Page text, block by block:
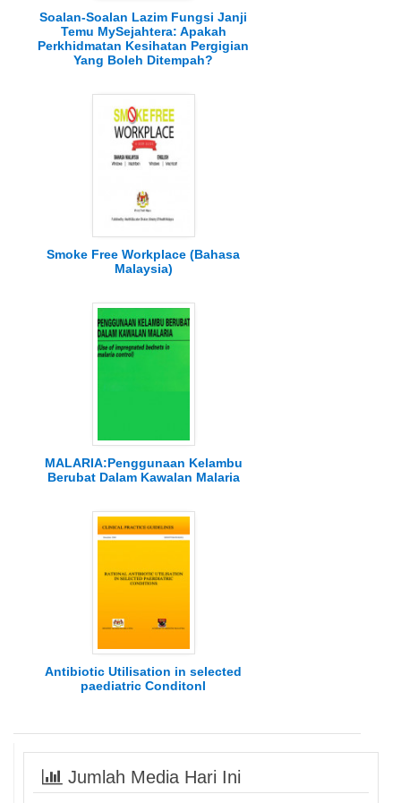
Soalan-Soalan Lazim Fungsi Janji
Temu MySejahtera: Apakah
Perkhidmatan Kesihatan Pergigian
Yang Boleh Ditempah?
Smoke Free Workplace (Bahasa
Malaysia)
MALARIA:Penggunaan Kelambu
Berubat Dalam Kawalan Malaria
Antibiotic Utilisation in selected
paediatric Conditonl
Jumlah Media Hari Ini